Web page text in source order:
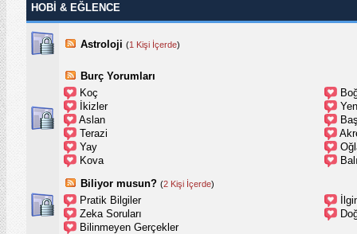
HOBI & EĞLENCE
Astroloji (1 Kişi İçerde)
Burç Yorumları
Koç
İkizler
Aslan
Terazi
Yay
Kova
Biliyor musun? (2 Kişi İçerde)
Pratik Bilgiler
Zeka Soruları
Bilinmeyen Gerçekler